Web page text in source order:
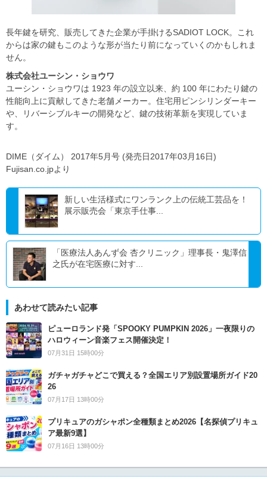
長年鍵を研究、販売してきた企業が手掛けるSADIOT LOCK。これ
からは家の鍵もこのような形が当たり前になっていくのかもしれま
せん。
株式会社ユーシン・ショウワ
ユーシン・ショウワは 1923 年の設立以来、約 100 年にわたり鍵の
性能向上に貢献してきた老舗メーカー。住宅用ピンシリンダーキー
や、リバーシブルキーの開発など、鍵の技術革新を実現していま
す。
DIME（ダイム） 2017年5月号 (発売日2017年03月16日)
Fujisan.co.jpより
新しい生活様式にワンランク上の伝統工芸品を！
展示販売会「東京手仕事...
「医療法人あんず会 杏クリニック」理事長・鬼澤信
之氏が在宅医療に対す...
あわせて読みたい記事
ピューロランド発「SPOOKY PUMPKIN 2026」一夜限りの
ハロウィーン音楽フェス開催決定！
07月31日 15時00分
ガチャガチャどこで買える？全国エリア別設置場所ガイド20
26
07月17日 13時00分
プリキュアのガシャポン全種類まとめ2026【名探偵プリキュ
ア最新9選】
07月16日 13時00分